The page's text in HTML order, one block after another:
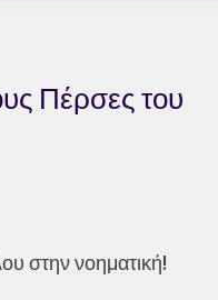
Πέρσες του
στην νοηματική!